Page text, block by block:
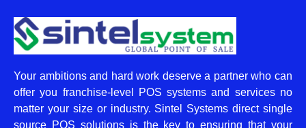
Your ambitions and hard work deserve a partner who can
offer you franchise-level POS systems and services no
matter your size or industry. Sintel Systems direct single
source POS solutions is the key to ensuring that your